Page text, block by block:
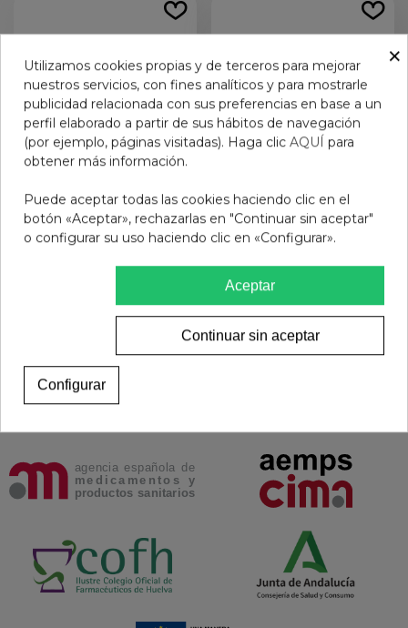
GAFAS PROTECT
DIAMOND BROWN 2.0
14,95 €
GAFAS PRESBICIA BADS
LEOPARDO VERDE +2.5
12,95 €
×
Utilizamos cookies propias y de terceros para mejorar
nuestros servicios, con fines analíticos y para mostrarle
publicidad relacionada con sus preferencias en base a un
perfil elaborado a partir de sus hábitos de navegación
(por ejemplo, páginas visitadas). Haga clic AQUÍ para
obtener más información.
Puede aceptar todas las cookies haciendo clic en el
botón «Aceptar», rechazarlas en "Continuar sin aceptar"
o configurar su uso haciendo clic en «Configurar».
Aceptar
Continuar sin aceptar
Configurar